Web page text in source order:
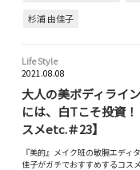
杉浦 由佳子
Life Style
2021.08.08
大人の美ボディライ
には、白Tこそ投資
スメetc.＃23】
『美的』メイク班の敏腕エディ
佳子がガチでおすすめするコス